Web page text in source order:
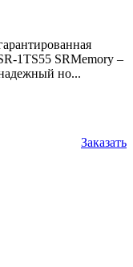
1TS55 SRMemory –
но...
Заказать